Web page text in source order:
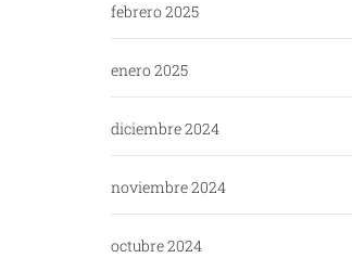
febrero 2025
enero 2025
diciembre 2024
noviembre 2024
octubre 2024